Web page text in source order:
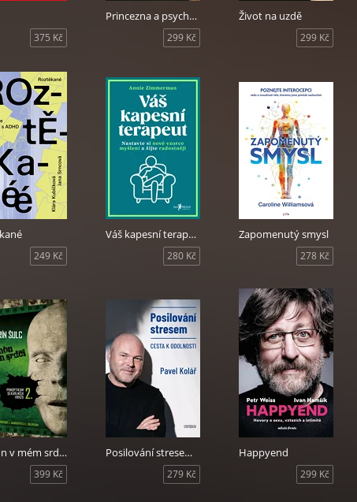
375 Kč
Princezna a psychopat
299 Kč
Život na uzdě
299 Kč
249 Kč
Váš kapesní terapeut
280 Kč
Zapomenutý smysl
278 Kč
Démon v mém srdci (2. vydání)
399 Kč
Posilování stresem - Cesta k odolnosti
279 Kč
Happyend
299 Kč